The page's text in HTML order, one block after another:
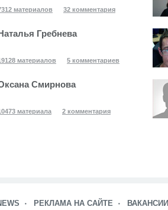
материалов 32 комментария
Гребнева
материалов 5 комментариев
Смирнова
материала 2 комментария
РЕКЛАМА НА САЙТЕ ВАКАНСИИ